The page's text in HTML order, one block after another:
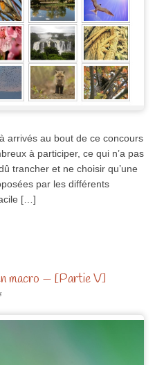
arrivés au bout de ce concours
à participer, ce qui n’a pas
trancher et ne choisir qu’une
par les différents
[…]
macro — [Partie V]